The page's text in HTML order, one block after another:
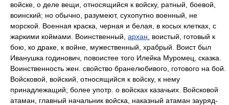
войске, о деле вещи, относящийся к войску, ратный, боевой,
воинский; но обычно, разумеют, сухопутно военный, не
морской. Военная краска, черная и белая, в косых клетках, с
жаркими коймами. Воинственный, архан.
воистый, готовый к
бою, ко драке, к войне, мужественный, храбрый. Воист был
Иванушка годинович, повоистее того Илейка Муромец, сказка.
Воинственность жен. свойство бранелюбивого, готового на бой.
Войсковой, войский, относящийся к войску, к нему
принадлежащий; более употр. о войсках казачьих. Войсковой
атаман, главный начальник войска, наказный атаман зауряд-